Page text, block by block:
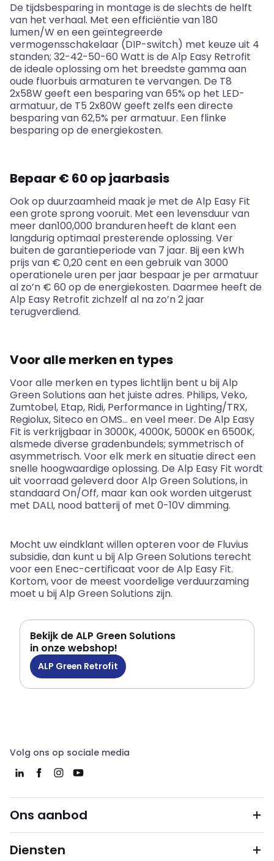
De tijdsbesparing in montage is de slechts de helft
van het verhaal. Met een efficiëntie van 180
lumen/W en een geïntegreerde
vermogensschakelaar (DIP-switch) met keuze uit 4
standen; 32-42-50-60 Watt is de Alp Easy Retrofit
de ideale oplossing om het breedste gamma aan
oude fluorbuis armaturen te vervangen. De T8
2x58W geeft een besparing van 65% op het LED-
armatuur, de T5 2x80W geeft zelfs een directe
besparing van 62,5% per armatuur. Een flinke
besparing op de energiekosten.
Bepaar € 60 op jaarbasis
Ook op duurzaamheid maak je met de Alp Easy Fit
een grote sprong vooruit. Met een levensduur van
meer dan100,000 branduren heeft de klant een
langdurig optimaal presterende oplossing. Ver
buiten de garantieperiode van 7 jaar. Bij een kWh
prijs van € 0,20 cent en een gebruik van 3000
operationele uren per jaar bespaar je per armatuur
al zo’n € 60 op de energiekosten. Daarmee heeft de
Alp Easy Retrofit zichzelf al na zo’n 2 jaar
terugverdiend.
Voor alle merken en types
Voor alle merken en types lichtlijn bent u bij Alp
Green Solutions aan het juiste adres. Philips,Veko,
Zumtobel, Etap, Ridi, Performance in Lighting/TRX,
Regiolux,Siteco en OMS… en veel meer. De Alp Easy
Fit is verkrijgbaar in 3000K, 4000K, 5000K en 6500K,
alsmede diverse gradenbundels; symmetrisch of
asymmetrisch. Voor elk merk en situatie direct een
snelle hoogwaardige oplossing. De Alp Easy Fit wordt
uit voorraad geleverd door Alp Green Solutions, in
standaard On/Off, maar kan ook worden uitgerust
met DALI, nood batterij of met 0-10Vdimming.
Mocht uw eindklant willen opteren voor de Fluvius
subsidie, dan kunt u bij Alp Green Solutions terecht
voor een Enec-certificaat voor de Alp Easy Fit.
Kortom, voor de meest voordelige verduurzaming
moet u bij Alp Green Solutions zijn.
Bekijk de ALP Green Solutions
in onze webshop!
ALP Green Retrofit
Volg ons op sociale media
Ons aanbod
Diensten